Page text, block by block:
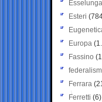
Esselunga
Esteri
Europa
Fassino
Ferrara
Ferretti (6)